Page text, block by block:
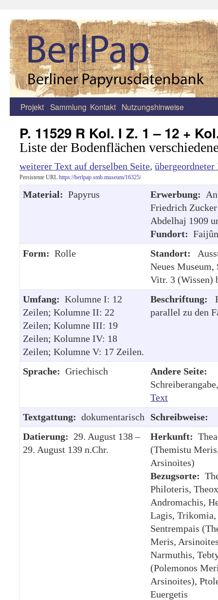
Zum
springen
Projekt Sammlung Kontakt Nutzungshinweise
P. 11529 R Kol. I Z. 1 – 12 +
Liste der Bodenflächen
weiterer Text auf derselben Seite, übergeordneter
Persistente URL https://berlpap.smb.museum/16325/
Material: Papyrus Erwerbung:
Friedrich
Abdelhaj 1909
Fundort:
Form: Rolle Standort:
Neues Museum,
Vitr. 3 (Wissen)
Umfang: Kolumne I: 12
Zeilen; Kolumne II: 22
Zeilen; Kolumne III: 19
Zeilen; Kolumne IV: 18
Zeilen; Kolumne V: 17 Zeilen.
Beschriftung:
parallel zu den
Sprache: Griechisch
Andere Seite:
Text
Textgattung: dokumentarisch
Schreibweise:
Datierung: 29. August 138 –
29. August 139 n.Chr.
Herkunft:
(Themistu
Arsinoites)
Bezugsorte:
Philoteris,
Andromachis,
Lagis, Trikomia,
Sentrempais
Meris,
Narmuthis,
(Polemonos
Arsinoites),
Euergetis